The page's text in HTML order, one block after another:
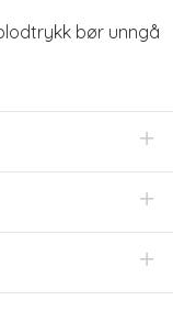
bør unngå